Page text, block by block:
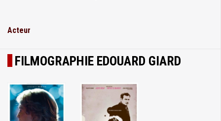
Acteur
FILMOGRAPHIE EDOUARD GIARD